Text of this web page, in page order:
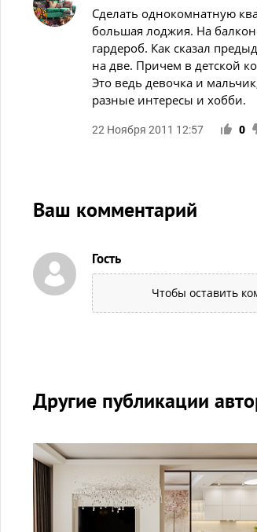
Сделать однокомнатную
большая лоджия. На
гардероб. Как сказал
на две. Причем в детской
Это ведь девочка и
разные интересы и хобби.
22 Ноября 2011 12:57 0
Ваш комментарий
Гость
Чтобы оставить
Другие публикации